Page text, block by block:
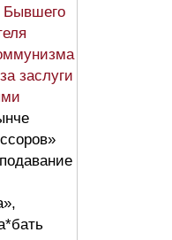
Бывшего
заслуги